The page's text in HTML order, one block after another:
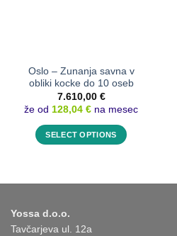
Oslo – Zunanja savna v
obliki kocke do 10 oseb
7.610,00 €
že od 128,04 € na mesec
SELECT OPTIONS
may
Yossa d.o.o.
Tavčarjeva ul. 12a